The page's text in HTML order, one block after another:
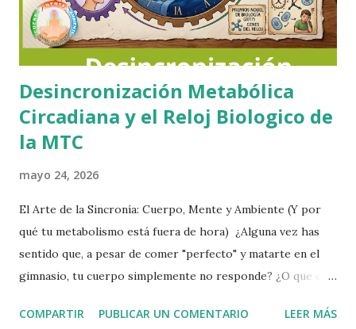
Desincronización Metabólica
Circadiana y el Reloj Biologico de
la MTC
mayo 24, 2026
​El Arte de la Sincronía: Cuerpo, Mente y Ambiente (Y por
qué tu metabolismo está fuera de hora) ​¿Alguna vez has
sentido que, a pesar de comer "perfecto" y matarte en el
gimnasio, tu cuerpo simplemente no responde? ¿O que el
noche? ​Como Nutricionista Celular Activa, abordo la salud
COMPARTIR PUBLICAR UN COMENTARIO LEER MÁS